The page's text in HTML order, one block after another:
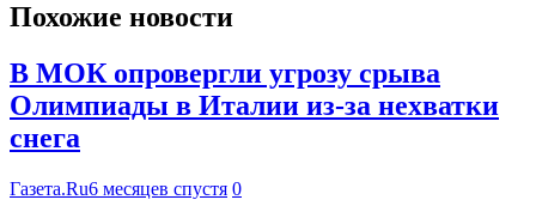
Похожие новости
В МОК опровергли угрозу срыва
Олимпиады в Италии из-за нехватки
снега
Газета.Ru6 месяцев спустя 0